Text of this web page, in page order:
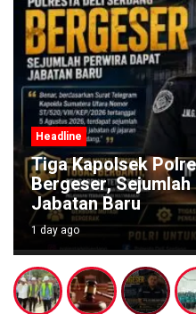
Headline
Tiga Kapolsek
Bergeser,
Jabatan Baru
1 day ago